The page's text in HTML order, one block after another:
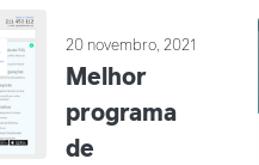
20 novembro, 2021
Melhor
programa
de